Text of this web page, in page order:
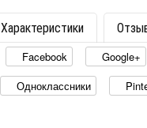
Характеристики
Facebook Google+
Одноклассники